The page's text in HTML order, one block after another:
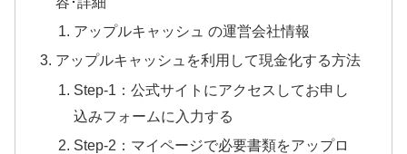
アップルキャッシュ の運営会社情報
アップルキャッシュを利用して現金化する方法
Step-1：公式サイトにアクセスしてお申し
込みフォームに入力する
Step-2：マイページで必要書類をアップロ